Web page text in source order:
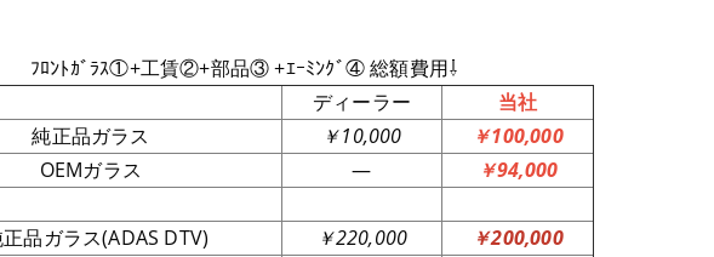
ﾌﾛﾝﾄｶﾞﾗｽ①+工賃②+部品③ +ｴｰﾐﾝｸﾞ④ 総額費用⇩
ディーラー
当社
純正品ガラス
￥10,000
￥100,000
OEMガラス
― ￥94,000
品ガラス(ADAS DTV) ￥220,000
￥200,000